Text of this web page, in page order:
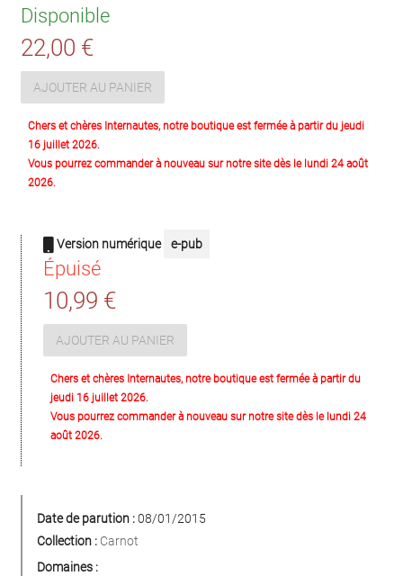
Disponible
22,00 €
AJOUTER AU PANIER
Chers et chères Internautes, notre boutique est fermée à partir du jeudi
16 juillet 2026.
Vous pourrez commander à nouveau sur notre site dès le lundi 24 août
2026.
Version numérique e-pub
Épuisé
10,99 €
AJOUTER AU PANIER
Chers et chères Internautes, notre boutique est fermée à partir du
jeudi 16 juillet 2026.
Vous pourrez commander à nouveau sur notre site dès le lundi 24
août 2026.
Date de parution :08/01/2015
Collection : Carnot
Domaines :